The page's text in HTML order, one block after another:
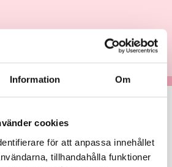
Information Om
cookies
för att anpassa innehållet
tillhandahålla funktioner